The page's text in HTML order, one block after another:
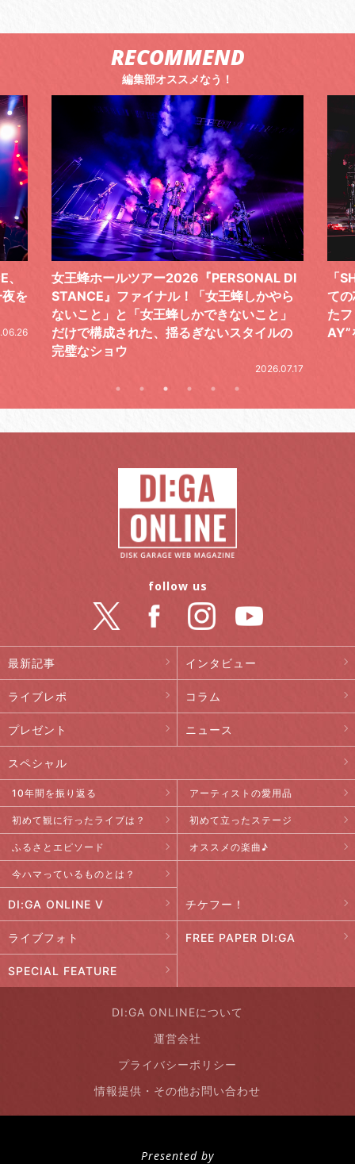
RECOMMEND
編集部オススメなう！
ら
の
「SHISHAMOでした!!!」ロックバンドとし
ての芯を貫き通し、笑顔と感謝で泳ぎ切っ
たファイナルライブ、DAY2“GOODBYE D
AY”をレポート
気
レ
最新記事 インタビュー
ライブレポ コラム
プレゼント ニュース
スペシャル
10年間を振り返る アーティストの愛用品
初めて観に行ったライブは？ 初めて立ったステージ
ふるさとエピソード オススメの楽曲♪
今ハマっているものとは？
DI:GA ONLINE V チケフー！
ライブフォト FREE PAPER DI:GA
SPECIAL FEATURE
follow us
DI:GA ONLINEについて
運営会社
プライバシーポリシー
情報提供・その他お問い合わせ
Presented by